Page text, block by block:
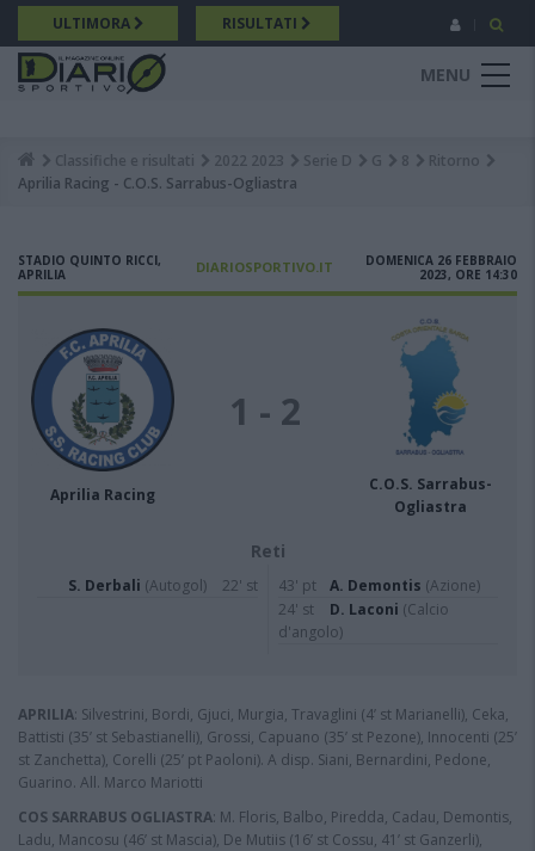
Salta
al
contenuto
principale
ULTIMORA RISULTATI
MENU
Breadcrumb
Classifiche e risultati 2022 2023 Serie D G 8
Ritorno
Aprilia Racing - C.O.S. Sarrabus-Ogliastra
STADIO QUINTO RICCI,
APRILIA
DIARIOSPORTIVO.IT
DOMENICA 26 FEBBRAIO
2023, ORE 14:30
Aprilia Racing
1 - 2
C.O.S. Sarrabus-
Ogliastra
Reti
S. Derbali (Autogol) 22' st 43' pt A. Demontis (Azione)
24' st
D. Laconi (Calcio
d'angolo)
APRILIA: Silvestrini, Bordi, Gjuci, Murgia, Travaglini (4’ st Marianelli), Ceka,
Battisti (35’ st Sebastianelli), Grossi, Capuano (35’ st Pezone), Innocenti (25’
st Zanchetta), Corelli (25’ pt Paoloni). A disp. Siani, Bernardini, Pedone,
Guarino. All. Marco Mariotti
COS SARRABUS OGLIASTRA: M. Floris, Balbo, Piredda, Cadau, Demontis,
Ladu, Mancosu (46’ st Mascia), De Mutiis (16’ st Cossu, 41’ st Ganzerli),